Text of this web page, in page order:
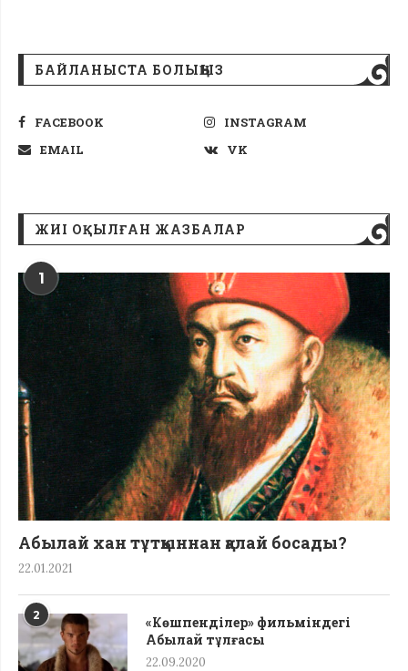
БАЙЛАНЫСТА БОЛЫҢЫЗ
FACEBOOK
INSTAGRAM
EMAIL
VK
ЖИІ ОҚЫЛҒАН ЖАЗБАЛАР
1
Абылай хан тұтқыннан қалай босады?
22.01.2021
2
«Көшпенділер» фильміндегі
Абылай тұлғасы
22.09.2020